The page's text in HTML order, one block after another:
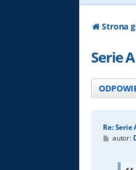
Strona
Serie A
Re: Serie
Pautor: